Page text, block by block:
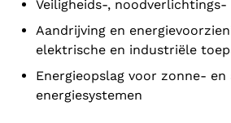
Veiligheids-,
Aandrijving en
elektrische en industriële
Energieopslag voor zonne-
energiesystemen